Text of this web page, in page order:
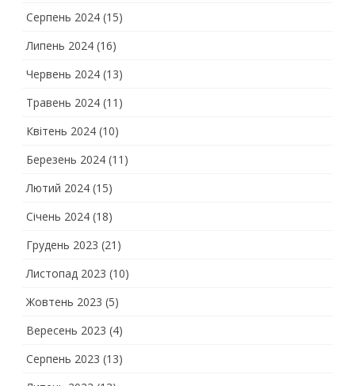
Серпень 2024 (15)
Липень 2024 (16)
Червень 2024 (13)
Травень 2024 (11)
Квітень 2024 (10)
Березень 2024 (11)
Лютий 2024 (15)
Січень 2024 (18)
Грудень 2023 (21)
Листопад 2023 (10)
Жовтень 2023 (5)
Вересень 2023 (4)
Серпень 2023 (13)